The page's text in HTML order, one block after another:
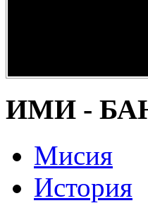
ИМИ -
Мисия
История